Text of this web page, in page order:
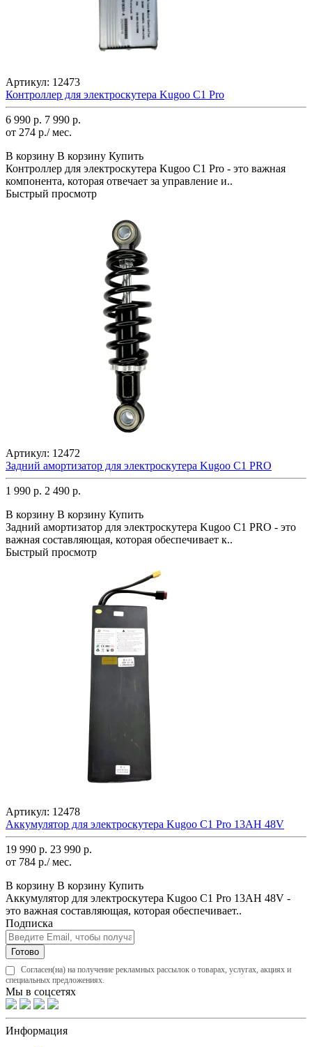
Артикул: 12473
Контроллер для электроскутера Kugoo С1 Pro
6 990 р. 7 990 р.
от 274 р./ мес.
В корзину В корзину Купить
Контроллер для электроскутера Kugoo С1 Pro - это важная
компонента, которая отвечает за управление и..
Быстрый просмотр
Артикул: 12472
Задний амортизатор для электроскутера Kugoo C1 PRO
1 990 р. 2 490 р.
В корзину В корзину Купить
Задний амортизатор для электроскутера Kugoo C1 PRO - это
важная составляющая, которая обеспечивает к..
Быстрый просмотр
Артикул: 12478
Аккумулятор для электроскутера Kugoo C1 Pro 13AH 48V
19 990 р. 23 990 р.
от 784 р./ мес.
В корзину В корзину Купить
Аккумулятор для электроскутера Kugoo C1 Pro 13AH 48V -
это важная составляющая, которая обеспечивает..
Подписка
Готово
Согласен(на) на получение рекламных рассылок о товарах, услугах, акциях и
специальных предложениях.
Мы в соцсетях
Информация